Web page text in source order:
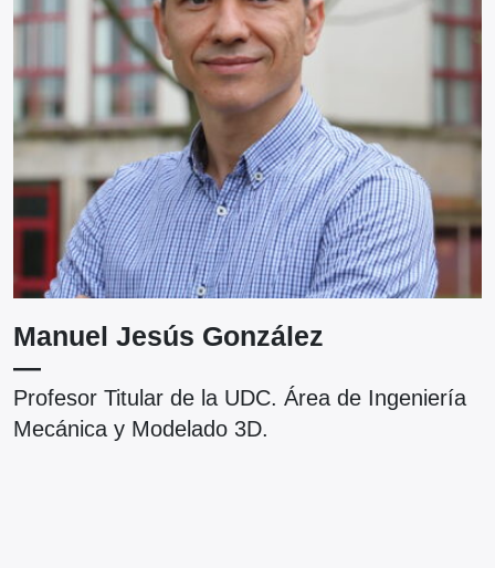
Manuel Jesús González
—
Profesor Titular de la UDC. Área de Ingeniería
Mecánica y Modelado 3D.